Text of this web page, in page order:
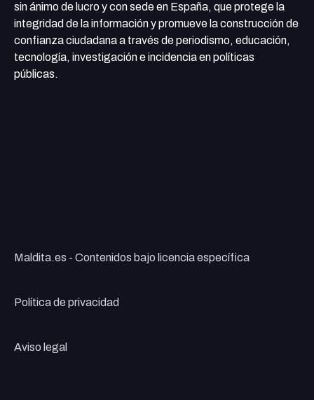
sin ánimo de lucro y con sede en España, que protege la
integridad de la información y promueve la construcción de
confianza ciudadana a través de periodismo, educación,
tecnología, investigación e incidencia en políticas
públicas.
Maldita.es - Contenidos bajo licencia específica
Política de privacidad
Aviso legal